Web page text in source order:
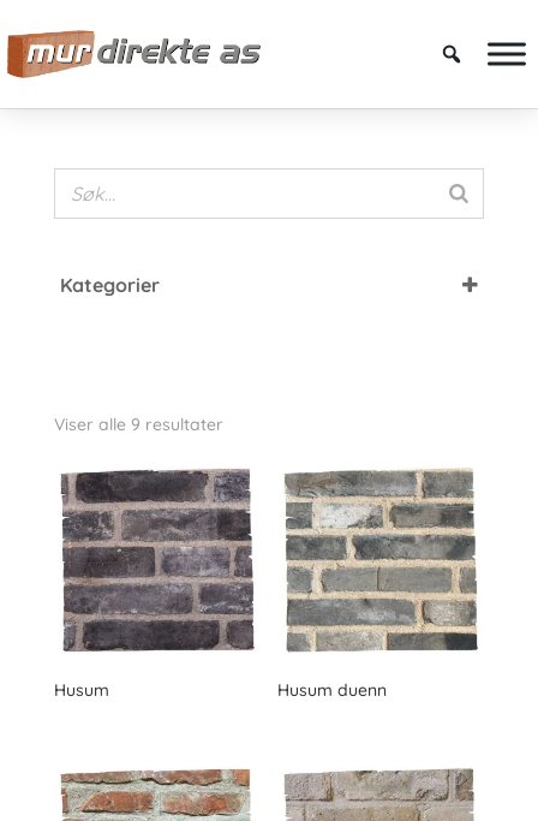
Kategorier
Viser alle 9 resultater
Husum Husum duenn